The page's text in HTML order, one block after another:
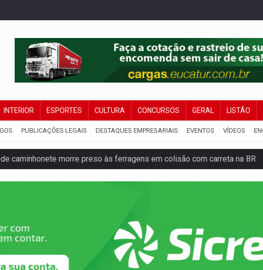
INTERIOR ESPORTES CULTURA CONCURSOS GERAL LISTÃO
PUBLICAÇÕES LEGAIS DESTAQUES EMPRESARIAIS EVENTOS VÍDEOS
gratuitos para aproveitar o fim de semana em Porto Velho
testa inovações no combate a drones durante exercício antiaéreo
Em Itapuã do Oeste, CINEMAZÔNIA leva cinema amazônico a
de Rondônia terá sábado (8) de calor intenso e tempo firme